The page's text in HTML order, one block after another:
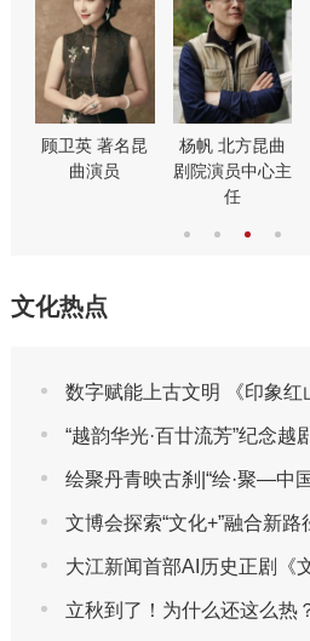
舒桐 著名京剧
演员
文化热点
数字赋能上古文明 《印象红山》AI艺术展将于2026年7月30
“越韵华光·百廿流芳”纪念越剧诞生120周年
绘聚丹青映古刹|“绘·聚—中国文促会中国画作品邀请
文博会探索“文化+”融合新路
大江新闻首部AI历史正剧《文天祥
立秋到了！为什么还这么热？来看看